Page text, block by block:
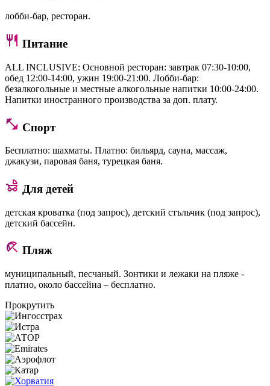
лобби-бар, ресторан.
Питание
ALL INCLUSIVE: Основной ресторан: завтрак 07:30-10:00,
обед 12:00-14:00, ужин 19:00-21:00. Лобби-бар:
безалкогольные и местные алкогольные напитки 10:00-24:00.
Напитки иностранного производства за доп. плату.
Спорт
Бесплатно: шахматы. Платно: бильярд, сауна, массаж,
джакузи, паровая баня, турецкая баня.
Для детей
детская кроватка (под запрос), детский стъльчик (под запрос),
детский бассейн.
Пляж
муниципальный, песчаный. Зонтики и лежаки на пляже -
платно, около бассейна – бесплатно.
Прокрутить